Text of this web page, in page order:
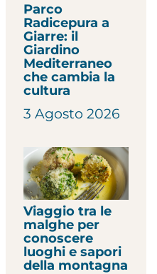
Parco
Radicepura a
Giarre: il
Giardino
Mediterraneo
che cambia la
cultura
3 Agosto 2026
Viaggio tra le
malghe per
conoscere
luoghi e sapori
della montagna